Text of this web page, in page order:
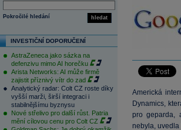
hledat
Pokročilé hledání
INVESTIČNÍ DOPORUČENÍ
AstraZeneca jako sázka na
defenzivu mimo AI horečku
Arista Networks: AI může firmě
zajistit příznivý vítr do zad
Analytický radar: Colt CZ roste díky
vyšší marži, širší integraci i
stabilnějšímu byznysu
Nové střelivo pro další růst. Patria
mění cílovou cenu pro Colt CZ
Americká
Dynamics,
pro geparda,
nebyla, uvedla